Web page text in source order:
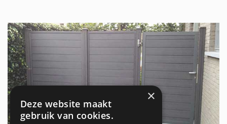
×
Deze website maakt
gebruik van cookies.